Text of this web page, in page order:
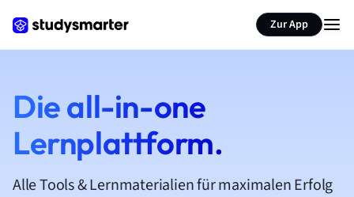
Zur App
Die all-in-one
Lernplattform.
Alle Tools & Lernmaterialien für maximalen Erfolg